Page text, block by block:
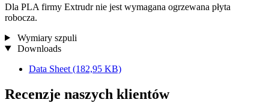
Dla PLA firmy Extrudr nie jest wymagana ogrzewana płyta
robocza.
Wymiary szpuli
Downloads
Data Sheet (182,95 KB)
Recenzje naszych klientów